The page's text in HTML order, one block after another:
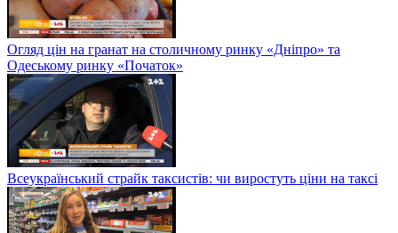
Огляд цін на гранат на столичному ринку «Дніпро» та
Одеському ринку «Початок»
Всеукраїнський страйк таксистів: чи виростуть ціни на таксі